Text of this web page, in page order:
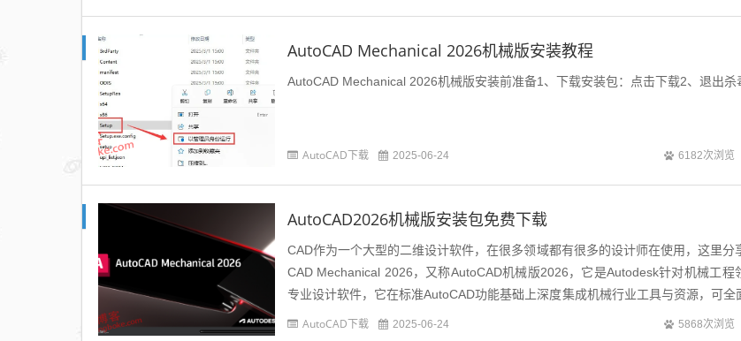
AutoCAD Mechanical 2026机械版安装教程
AutoCAD Mechanical 2026机械版安装前准备1、下载安装包：点击下载2、退出杀
AutoCAD下载 2025-06-24 6182次浏览
AutoCAD2026机械版安装包免费下载
CAD作为一个大型的二维设计软件，在很多领域都有很多的设计师在使用，这里分
CAD Mechanical 2026，又称AutoCAD机械版2026，它是Autodesk针对机械工程
专业设计软件，它在标准AutoCAD功能基础上深度集成机械行业工具与资源，可全
的设计效...
AutoCAD下载 2025-06-24 5868次浏览